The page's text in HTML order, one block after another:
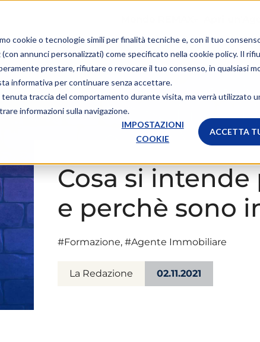
cookie o tecnologie simili per finalità tecniche e, con il tuo
annunci personalizzati) come specificato nella cookie policy. Il
prestare, rifiutare o revocare il tuo consenso, in qualsiasi
informativa per continuare senza accettare.
traccia del comportamento durante visita, ma verrà utilizzato
informazioni sulla navigazione.
IMPOSTAZIONI
COOKIE
ACCETTA
Cosa si
e perchè sono
#Formazione, #Agente Immobiliare
La Redazione 02.11.2021